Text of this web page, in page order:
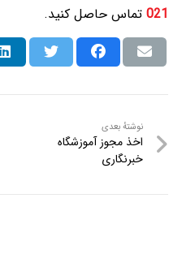
021 تماس حاصل کنید.
راهبری
نوشتهٔ بعدی
نوشتهٔ
بعدی
اخذ مجوز آموزشگاه
خبرنگاری